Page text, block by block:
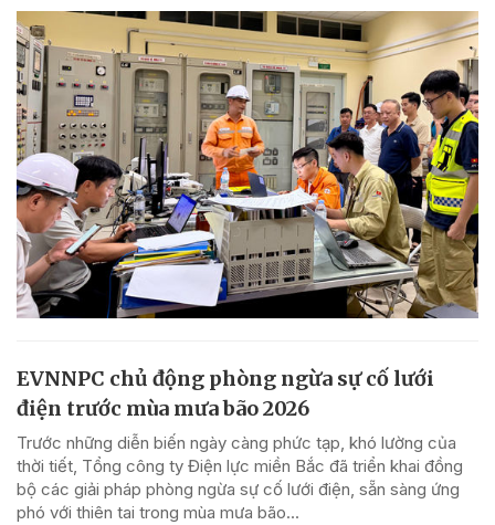
EVNNPC chủ động phòng ngừa sự cố lưới
điện trước mùa mưa bão 2026
Trước những diễn biến ngày càng phức tạp, khó lường của
thời tiết, Tổng công ty Điện lực miền Bắc đã triển khai đồng
bộ các giải pháp phòng ngừa sự cố lưới điện, sẵn sàng ứng
phó với thiên tai trong mùa mưa bão...